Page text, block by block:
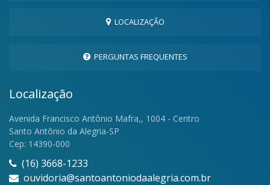
LOCALIZAÇÃO
PERGUNTAS FREQUENTES
Localização
Avenida Francisco Antônio Mafra,, 1004 - Centro
Santo Antônio da Alegria-SP
Cep: 14390-000
(16) 3668-1233
ouvidoria@santoantoniodaalegria.com.br